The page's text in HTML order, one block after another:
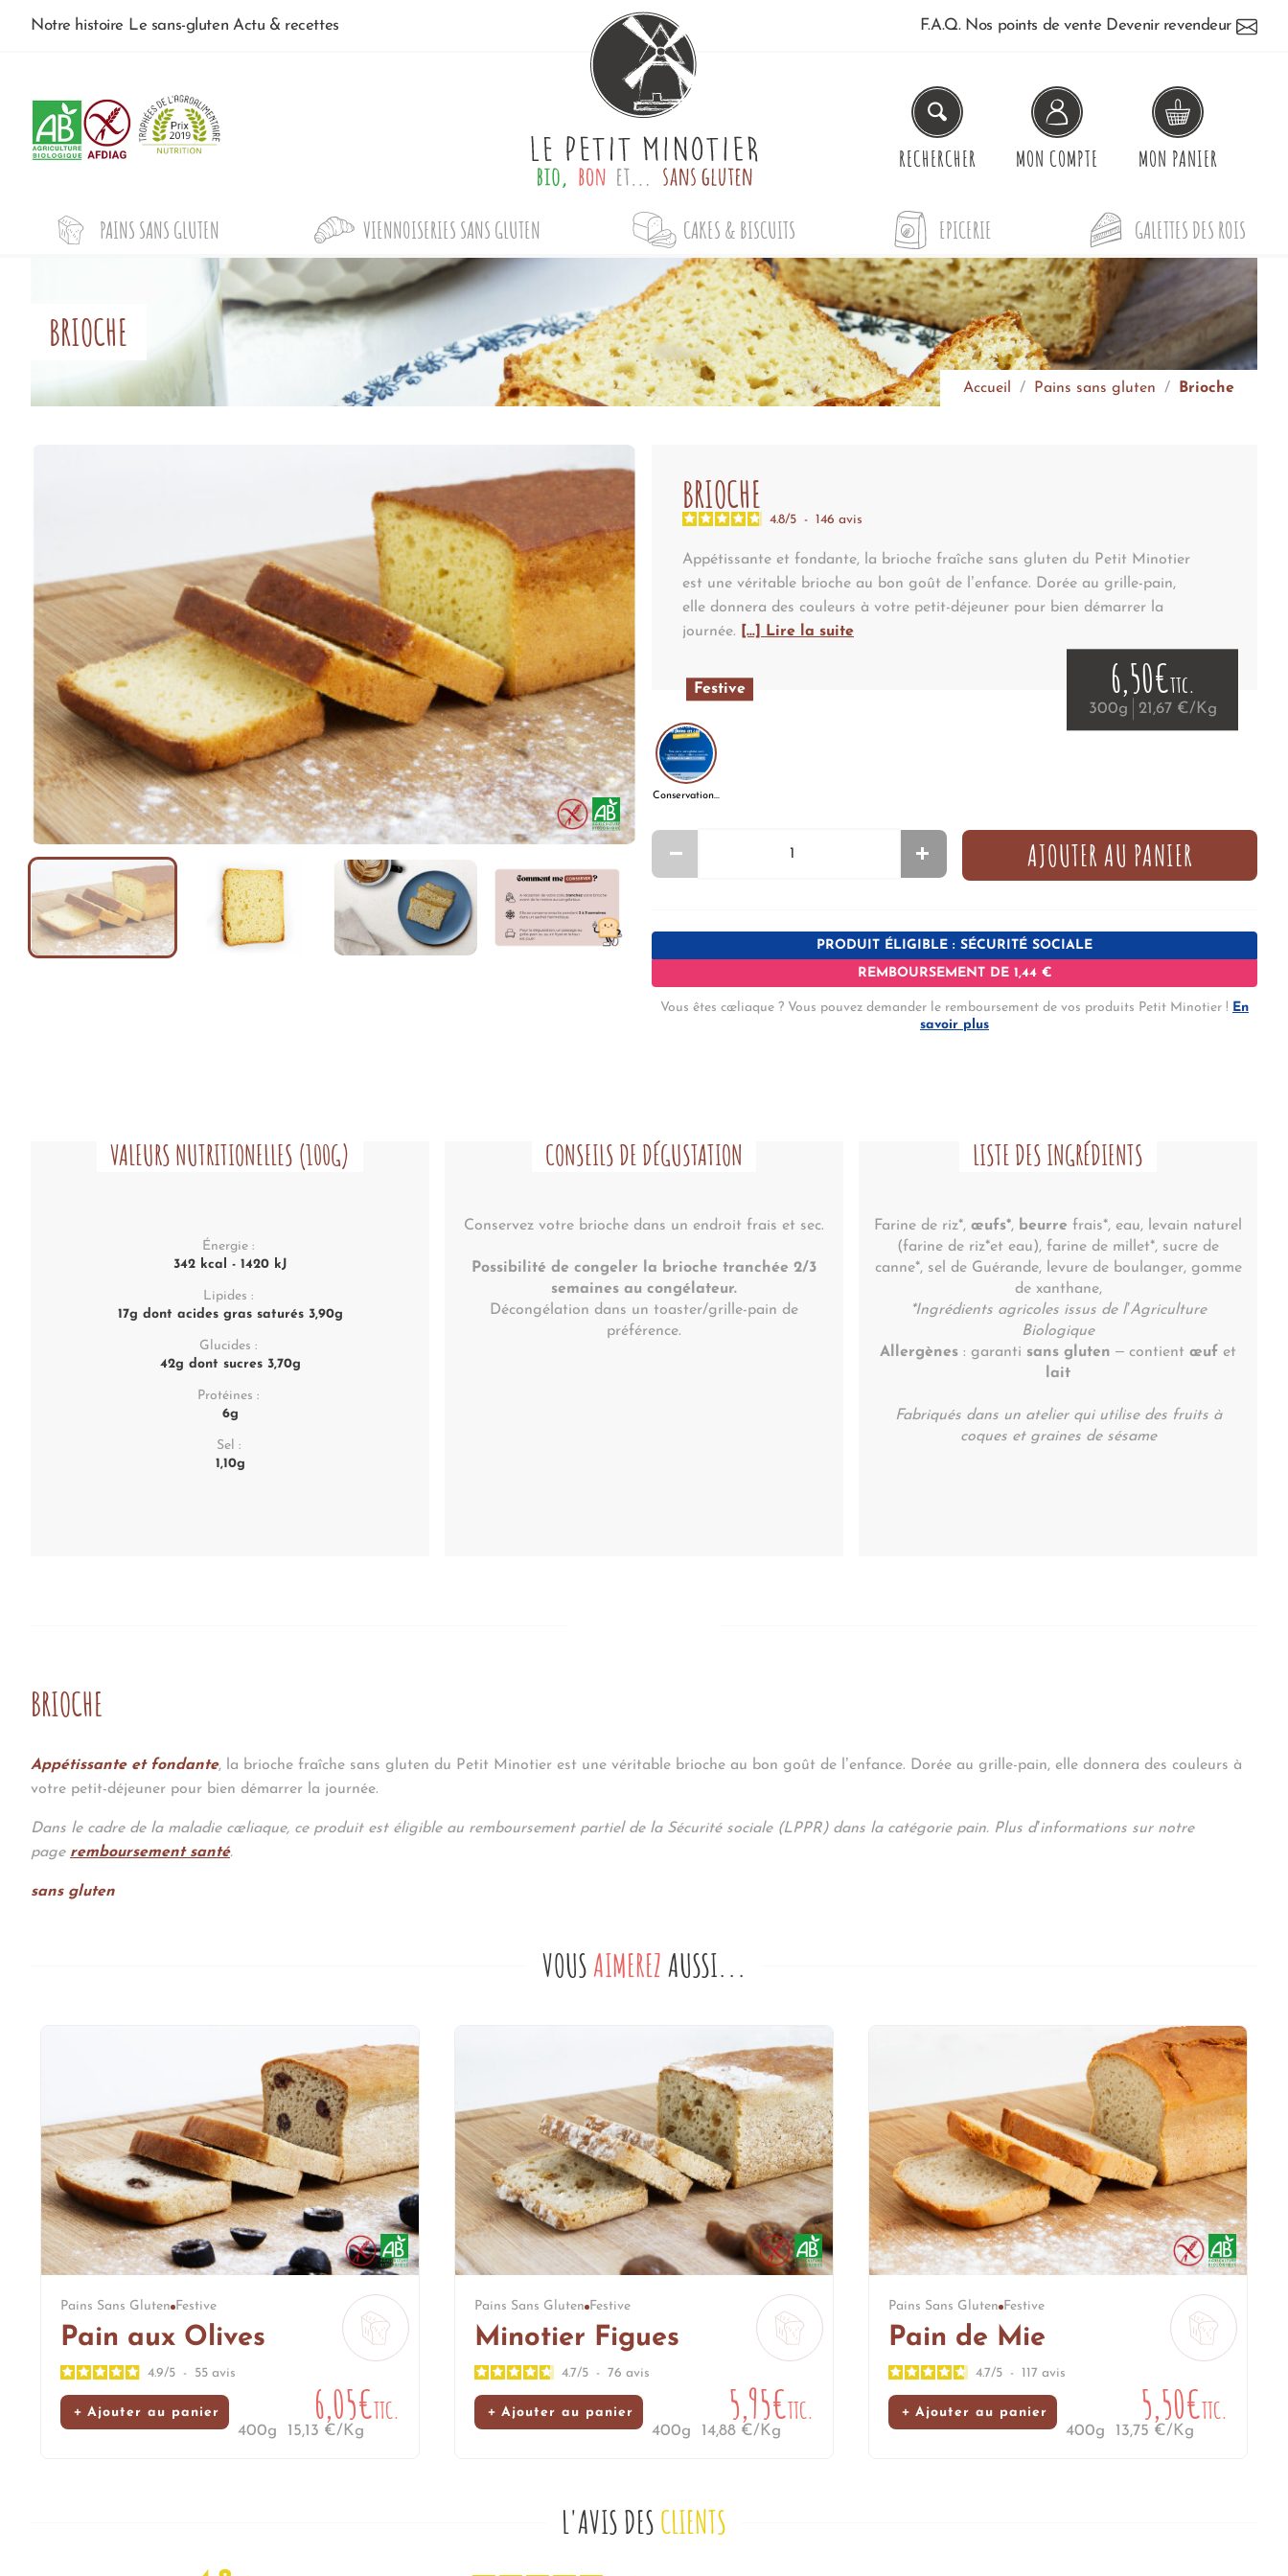
Notre histoire Le sans-gluten Actu & recettes F.A.Q. Nos points de vente Devenir revendeur
RECHERCHER MON COMPTE MON PANIER
PAINS SANS GLUTEN VIENNOISERIES SANS GLUTEN CAKES & BISCUITS EPICERIE GALETTES DES ROIS
BRIOCHE
Accueil Pains sans gluten Brioche
BRIOCHE
4.8/5 - 146 avis
Appétissante et fondante, la brioche fraîche sans gluten du Petit Minotier
est une véritable brioche au bon goût de l’enfance. Dorée au grille-pain,
elle donnera des couleurs à votre petit-déjeuner pour bien démarrer la
journée.
[...] Lire la suite
Festive 6,50€ttc.
300g 21,67 €/Kg
Conservation fortes chaleurs
AJOUTER AU PANIER
PRODUIT ÉLIGIBLE : SÉCURITÉ SOCIALE
REMBOURSEMENT DE 1,44 €
Vous êtes cœliaque ? Vous pouvez demander le remboursement de vos produits Petit Minotier !
En
savoir plus
VALEURS NUTRITIONELLES (100G)
Énergie :
342 kcal - 1420 kJ
Lipides :
17g dont acides gras saturés 3,90g
Glucides :
42g dont sucres 3,70g
Protéines :
6g
Sel :
1,10g
CONSEILS DE DÉGUSTATION
Conservez votre brioche dans un endroit frais et sec.
Possibilité de congeler la brioche tranchée 2/3
semaines au congélateur.
Décongélation dans un toaster/grille-pain de
préférence.
LISTE DES INGRÉDIENTS
Farine de riz*, œufs*, beurre frais*, eau, levain naturel
(farine de riz*et eau), farine de millet*, sucre de
canne*, sel de Guérande, levure de boulanger, gomme
de xanthane,
*Ingrédients agricoles issus de l’Agriculture
Biologique
Allergènes : garanti sans gluten – contient œuf et
lait
Fabriqués dans un atelier qui utilise des fruits à
coques et graines de sésame
BRIOCHE
Appétissante et fondante, la brioche fraîche sans gluten du Petit Minotier est une véritable brioche au bon goût de l’enfance. Dorée au grille-pain, elle donnera des couleurs à
votre petit-déjeuner pour bien démarrer la journée.
Dans le cadre de la maladie cœliaque, ce produit est éligible au remboursement partiel de la Sécurité sociale (LPPR) dans la catégorie pain. Plus d’informations sur notre
page remboursement santé.
sans gluten
VOUSAIMEREZAUSSI...
Pains Sans Gluten Festive
Pain aux Olives
4.9/5 - 55 avis
Ajouter au panier 6,05€TTC.
400g 15,13 €/Kg
Pains Sans Gluten Festive
Minotier Figues
4.7/5 - 76 avis
Ajouter au panier 5,95€TTC.
400g 14,88 €/Kg
Pains Sans Gluten Festive
Pain de Mie
4.7/5 - 117 avis
Ajouter au panier 5,50€TTC.
400g 13,75 €/Kg
L'AVIS DESCLIENTS